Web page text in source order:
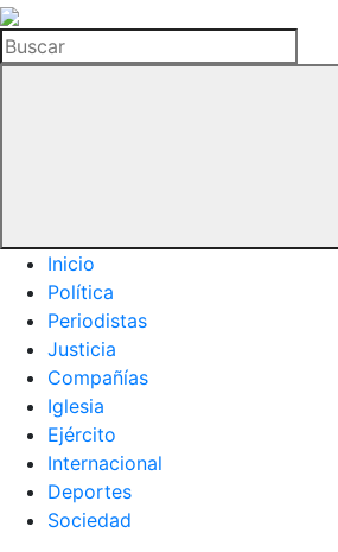
La
Hemeroteca
del
Buscar
Inicio
Política
Periodistas
Justicia
Compañías
Iglesia
Ejército
Internacional
Deportes
Sociedad